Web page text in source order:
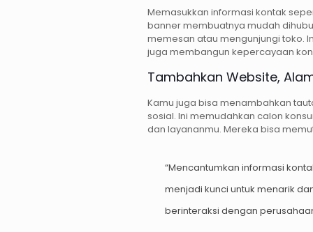
Memasukkan informasi kontak
banner membuatnya mudah
memesan atau mengunjungi toko.
juga membangun kepercayaan
Tambahkan Website,
Kamu juga bisa menambahkan
sosial. Ini memudahkan calon
dan layananmu. Mereka bisa
“Mencantumkan informasi
menjadi kunci untuk menarik
berinteraksi dengan